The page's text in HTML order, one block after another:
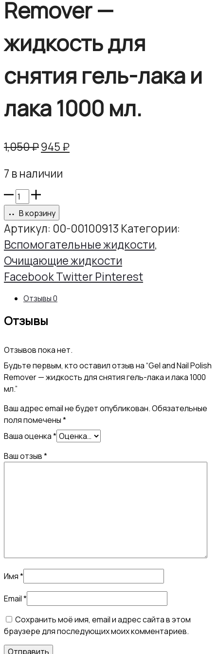
Remover —
жидкость для
снятия гель-лака и
лака 1000 мл.
1,050₽Первоначальная
составляла
1,050 ₽.
945₽Текущая
7 в наличии
Количество
товара
Gel
and
Nail
Polish
жидкость
снятия
гель-
лака
и
лака
1000
мл.
В корзину
Артикул: 00-00100913 Категории:
Вспомогательные жидкости,
Очищающие жидкости
Share
FacebookTwitter Pinterest
Отзывы0
Отзывы
Отзывов пока нет.
Будьте первым, кто оставил отзыв на “Gel and Nail Polish
Remover — жидкость для снятия гель-лака и лака 1000
мл.”
Ваш адрес email не будет опубликован.Обязательные
поля помечены*
Ваша оценка*
Ваш отзыв*
Имя*
Email*
Сохранить моё имя, email и адрес сайта в этом
браузере для последующих моих комментариев.